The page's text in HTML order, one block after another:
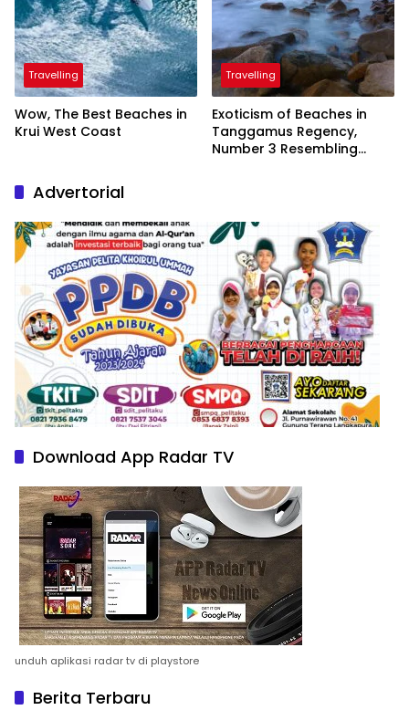
Travelling
Wow, The Best Beaches in
Krui West Coast
Travelling
Exoticism of Beaches in
Tanggamus Regency,
Number 3 Resembling
Advertorial
Download App Radar TV
unduh aplikasi radar tv di playstore
Berita Terbaru